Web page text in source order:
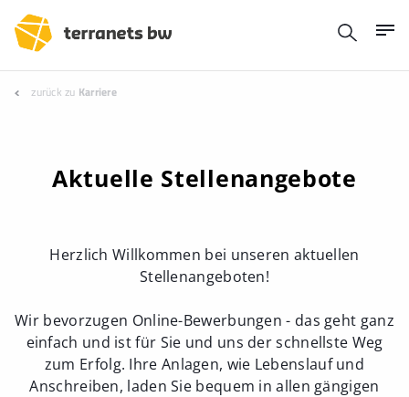
zurück zu Karriere
Aktuelle Stellenangebote
Herzlich Willkommen bei unseren aktuellen
Stellenangeboten!
Wir bevorzugen Online-Bewerbungen - das geht ganz
einfach und ist für Sie und uns der schnellste Weg
zum Erfolg. Ihre Anlagen, wie Lebenslauf und
Anschreiben, laden Sie bequem in allen gängigen